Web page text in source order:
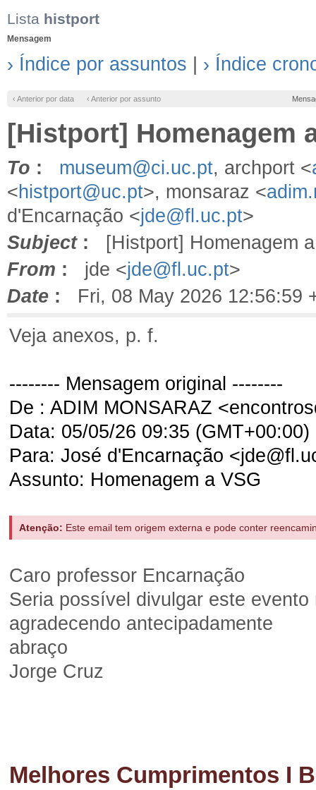
Lista histport
Mensagem
› Índice por assuntos › Índice
‹ Anterior por data ‹ Anterior por assunto
[Histport] Homenagem
To : museum@ci.uc.pt, archport <
<histport@uc.pt>, monsaraz <
d'Encarnação <jde@fl.uc.pt>
Subject: [Histport] Homenagem
From : jde <jde@fl.uc.pt>
Date : Fri, 08 May 2026 12:56:59
Veja anexos, p. f.
-------- Mensagem original --------
De : ADIM MONSARAZ
Data: 05/05/26 09:35 (GMT+00:00)
Para: José d'Encarnação
Assunto: Homenagem a VSG
Atenção: Este email tem origem externa e pode conter
Caro professor Encarnação
Seria possível divulgar este
agradecendo antecipadamente
abraço
Jorge Cruz
Melhores Cumprimentos I